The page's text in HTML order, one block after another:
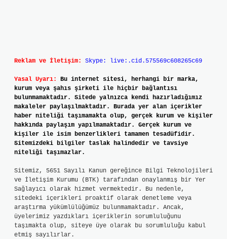
Reklam ve İletişim: Skype: live:.cid.575569c608265c69
Yasal Uyarı:
Bu internet sitesi, herhangi bir marka,
kurum veya şahıs şirketi ile hiçbir bağlantısı
bulunmamaktadır. Sitede yalnızca kendi hazırladığımız
makaleler paylaşılmaktadır. Burada yer alan içerikler
haber niteliği taşımamakta olup, gerçek kurum ve kişiler
hakkında paylaşım yapılmamaktadır. Gerçek kurum ve
kişiler ile isim benzerlikleri tamamen tesadüfidir.
Sitemizdeki bilgiler taslak halindedir ve tavsiye
niteliği taşımazlar.
Sitemiz, 5651 Sayılı Kanun gereğince Bilgi Teknolojileri
ve İletişim Kurumu (BTK) tarafından onaylanmış bir Yer
Sağlayıcı olarak hizmet vermektedir. Bu nedenle,
sitedeki içerikleri proaktif olarak denetleme veya
araştırma yükümlülüğümüz bulunmamaktadır. Ancak,
üyelerimiz yazdıkları içeriklerin sorumluluğunu
taşımakta olup, siteye üye olarak bu sorumluluğu kabul
etmiş sayılırlar.